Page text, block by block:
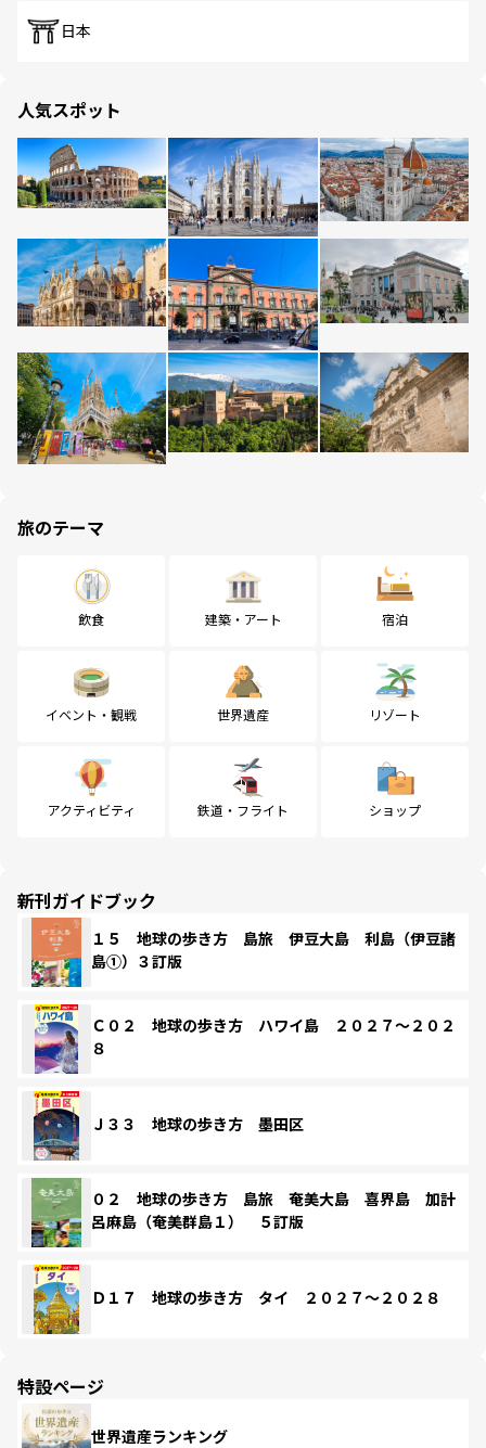
日本
人気スポット
旅のテーマ
飲食 建築・アート 宿泊
イベント・観戦 世界遺産 リゾート
アクティビティ 鉄道・フライト ショップ
新刊ガイドブック
１５ 地球の歩き方 島旅 伊豆大島 利島（伊豆諸
島①）３訂版
Ｃ０２ 地球の歩き方 ハワイ島 ２０２７～２０２
８
Ｊ３３ 地球の歩き方 墨田区
０２ 地球の歩き方 島旅 奄美大島 喜界島 加計
呂麻島（奄美群島１） ５訂版
Ｄ１７ 地球の歩き方 タイ ２０２７～２０２８
特設ページ
世界遺産ランキング